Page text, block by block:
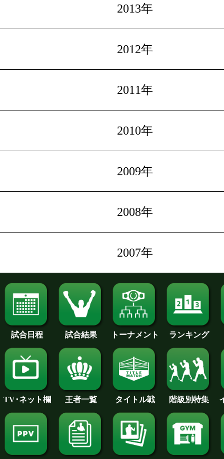
2013年
2012年
2011年
2010年
2009年
2008年
2007年
試合日程 試合結果 トーナメント ランキング
TV･ネット欄 王者一覧 タイトル戦 階級別特集